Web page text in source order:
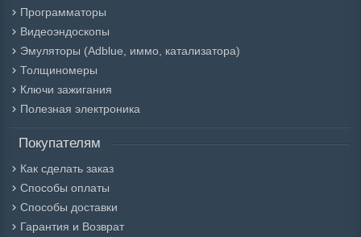
Программаторы
Видеоэндоскопы
Эмуляторы (Adblue, иммо, катализатора)
Толщиномеры
Ключи зажигания
Полезная электроника
Покупателям
Как сделать заказ
Способы оплаты
Способы доставки
Гарантия и Возврат